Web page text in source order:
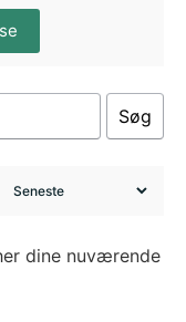
Søg
dine nuværende